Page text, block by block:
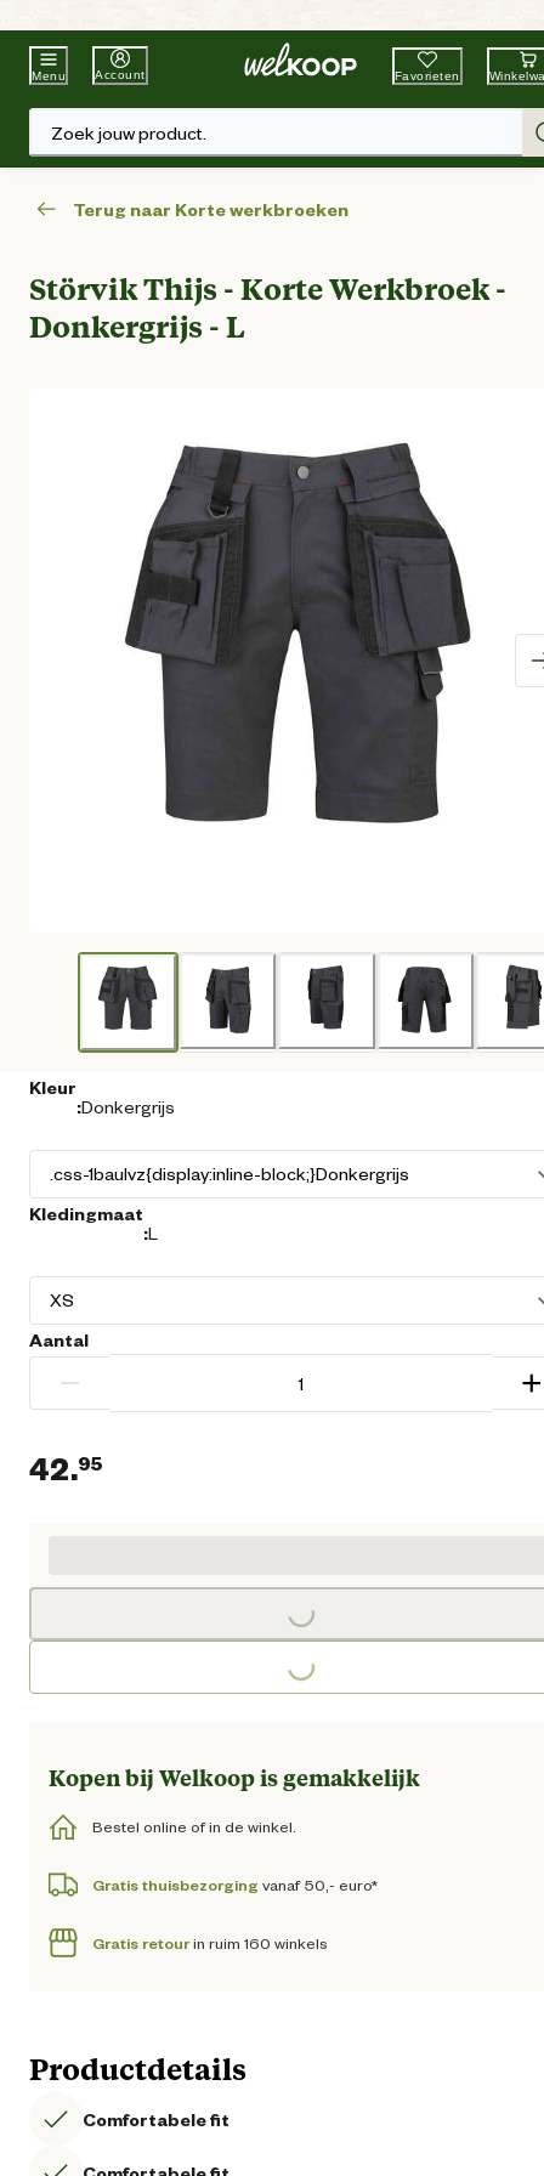
Beste WinkelketenTuin & Dier
Menu Account Favorieten
Zoek jouw product.
Terug naar Korte werkbroeken
Störvik Thijs - Korte Werkbroek -
Donkergrijs - L
Kleur
:Donkergrijs
Kledingmaat
:L
Aantal
− +
42.95
Loading...
Loading...
Kopen bij Welkoop is gemakkelijk
Bestel online of in de winkel.
Gratis thuisbezorging vanaf 50,- euro*
Gratis retourin ruim 160 winkels
Productdetails
Comfortabele fit